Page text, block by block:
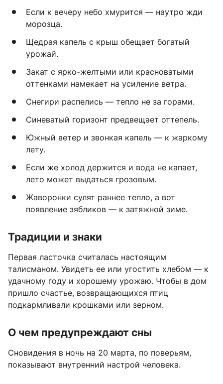
Если к вечеру небо хмурится — наутро жди
морозца.
Щедрая капель с крыш обещает богатый
урожай.
Закат с ярко-желтыми или красноватыми
оттенками намекает на усиление ветра.
Снегири распелись — тепло не за горами.
Синеватый горизонт предвещает оттепель.
Южный ветер и звонкая капель — к жаркому
лету.
Если же холод держится и вода не капает,
лето может выдаться грозовым.
Жаворонки сулят раннее тепло, а вот
появление зябликов — к затяжной зиме.
Традиции и знаки
Первая ласточка считалась настоящим
талисманом. Увидеть ее или угостить хлебом — к
удачному году и хорошему урожаю. Чтобы в дом
пришло счастье, возвращающихся птиц
подкармливали крошками или зерном.
О чем предупреждают сны
Сновидения в ночь на 20 марта, по поверьям,
показывают внутренний настрой человека.